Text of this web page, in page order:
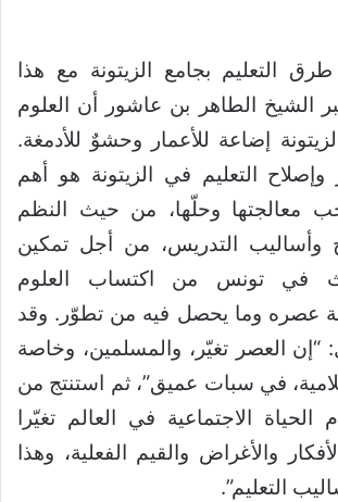
التعليم بجامع الزيتونة مع هذا
الشيخ الطاهر بن عاشور أن العلوم
إضاعة للأعمار وحشوٌ للأدمغة.
وإصلاح التعليم في الزيتونة هو أهم
معالجتها وحلّها، من حيث النظم
وأساليب التدريس، من أجل تمكين
في تونس من اكتساب العلوم
عصره وما يحصل فيه من تطوّر. وقد
“إن العصر تغيّر، والمسلمين، وخاصة
في سبات عميق”، ثم استنتج من
الحياة الاجتماعية في العالم تغيّرا
والأغراض والقيم الفعلية، وهذا
التعليم”.